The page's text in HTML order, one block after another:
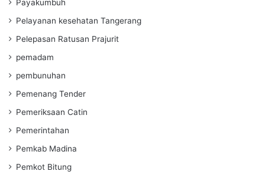
Payakumbuh
Pelayanan kesehatan Tangerang
Pelepasan Ratusan Prajurit
pemadam
pembunuhan
Pemenang Tender
Pemeriksaan Catin
Pemerintahan
Pemkab Madina
Pemkot Bitung